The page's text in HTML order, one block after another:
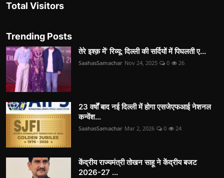
Total Visitors
Trending Posts
तेरे इश्क़ में’ रिव्यू: दिल्ली की सर्दियों में पिघलती ए...
SaahasSamachar Nov 24, 2025 0 26
23 वर्षों बाद नई दिल्ली में होगा एसजेएफआई नेशनल
कन्वेंश...
SaahasSamachar Mar 2, 2026 0 24
केंद्रीय राज्यमंत्री तोखन साहू ने केंद्रीय बजट
2026-27 ...